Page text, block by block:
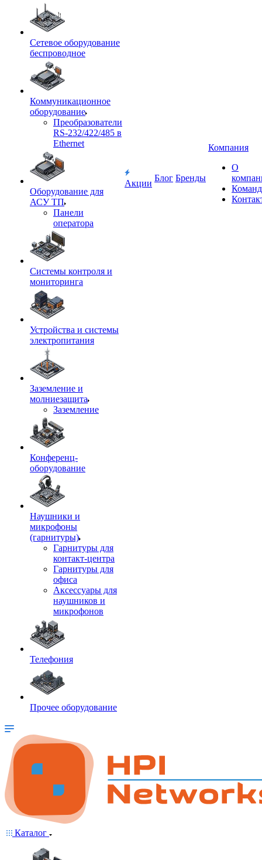
Сетевое оборудование
беспроводное
Коммуникационное
оборудование
Преобразователи
RS-232/422/485 в
Ethernet
Оборудование для
АСУ ТП
Панели
оператора
Системы контроля и
мониторинга
Устройства и системы
электропитания
Заземление и
молниезащита
Заземление
Конференц-
оборудование
Наушники и
микрофоны
(гарнитуры)
Гарнитуры для
контакт-центра
Гарнитуры для
офиса
Аксессуары для
наушников и
микрофонов
Телефония
Прочее оборудование
Акции
Блог Бренды
Компания
О
Каталог